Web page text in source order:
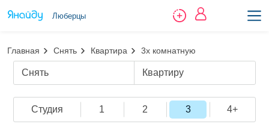
Люберцы
Главная Снять Квартира 3х комнатную
Снять Квартиру
Студия 1 2 3 4+